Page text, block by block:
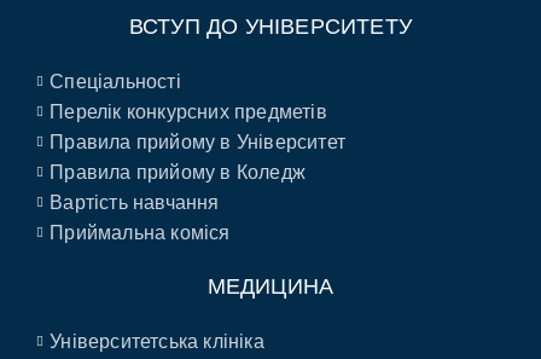
ВСТУП ДО УНІВЕРСИТЕТУ
Спеціальності
Перелік конкурсних предметів
Правила прийому в Університет
Правила прийому в Коледж
Вартість навчання
Приймальна коміся
МЕДИЦИНА
Університетська клініка